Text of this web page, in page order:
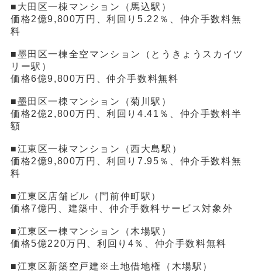
■大田区一棟マンション（馬込駅）
価格2億9,800万円、利回り5.22％、仲介手数料無
料
■墨田区一棟全空マンション（とうきょうスカイツ
リー駅）
価格6億9,800万円、仲介手数料無料
■墨田区一棟マンション（菊川駅）
価格2億2,800万円、利回り4.41％、仲介手数料半
額
■江東区一棟マンション（西大島駅）
価格2億9,800万円、利回り7.95％、仲介手数料無
料
■江東区店舗ビル（門前仲町駅）
価格7億円、建築中、仲介手数料サービス対象外
■江東区一棟マンション（木場駅）
価格5億220万円、利回り4％、仲介手数料無料
■江東区新築空戸建※土地借地権（木場駅）